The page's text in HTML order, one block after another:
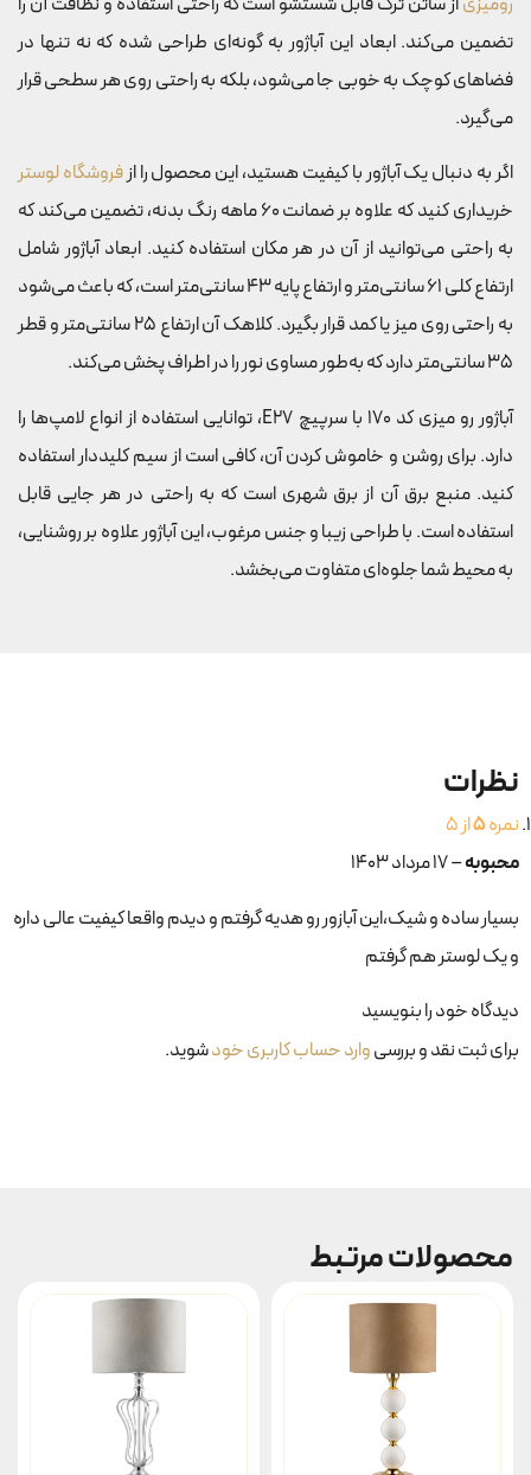
تضمین می‌کند. ابعاد این آباژور به گونه‌ای طراحی شده که نه تنها در
فضاهای کوچک به خوبی جا می‌شود، بلکه به راحتی روی هر سطحی قرار
می‌گیرد.
اگر به دنبال یک آباژور با کیفیت هستید، این محصول را ازفروشگاه لوستر
خریداری کنید که علاوه بر ضمانت 60 ماهه رنگ بدنه، تضمین می‌کند که
به راحتی می‌توانید از آن در هر مکان استفاده کنید. ابعاد آباژور شامل
ارتفاع کلی 61 سانتی‌متر و ارتفاع پایه 43 سانتی‌متر است، که باعث می‌شود
به راحتی روی میز یا کمد قرار بگیرد. کلاهک آن ارتفاع 25 سانتی‌متر و قطر
35 سانتی‌متر دارد که به‌طور مساوی نور را در اطراف پخش می‌کند.
آباژور رو میزی کد 170 با سرپیچ E27، توانایی استفاده از انواع لامپ‌ها را
دارد. برای روشن و خاموش کردن آن، کافی است از سیم کلیددار استفاده
کنید. منبع برق آن از برق شهری است که به راحتی در هر جایی قابل
استفاده است. با طراحی زیبا و جنس مرغوب، این آباژور علاوه بر روشنایی،
به محیط شما جلوه‌ای متفاوت می‌بخشد.
نظرات
نمره5از 5
محبوبه–۱۷ مرداد ۱۴۰۳
بسیار ساده و شیک،این آبازور رو هدیه گرفتم و دیدم واقعا کیفیت عالی داره
و یک لوستر هم گرفتم
دیدگاه خود را بنویسید
برای ثبت نقد و بررسیوارد حساب کاربری خودشوید.
محصولات مرتبط